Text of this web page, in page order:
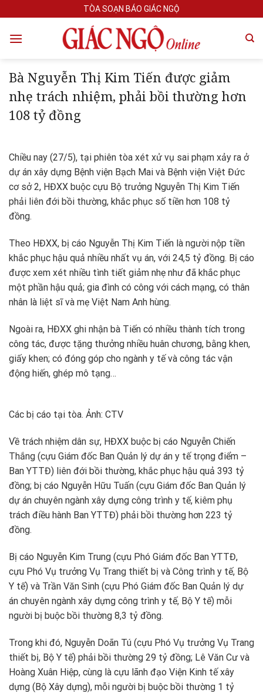
to
content
TÒA SOẠN BÁO GIÁC NGỘ
Bà Nguyễn Thị Kim Tiến được giảm
nhẹ trách nhiệm, phải bồi thường hơn
108 tỷ đồng
Chiều nay (27/5), tại phiên tòa xét xử vụ sai phạm xảy ra ở
dự án xây dựng Bệnh viện Bạch Mai và Bệnh viện Việt Đức
cơ sở 2, HĐXX buộc cựu Bộ trưởng Nguyễn Thị Kim Tiến
phải liên đới bồi thường, khắc phục số tiền hơn 108 tỷ
đồng.
Theo HĐXX, bị cáo Nguyễn Thị Kim Tiến là người nộp tiền
khắc phục hậu quả nhiều nhất vụ án, với 24,5 tỷ đồng. Bị cáo
được xem xét nhiều tình tiết giảm nhẹ như đã khắc phục
một phần hậu quả; gia đình có công với cách mạng, có thân
nhân là liệt sĩ và mẹ Việt Nam Anh hùng.
Ngoài ra, HĐXX ghi nhận bà Tiến có nhiều thành tích trong
công tác, được tặng thưởng nhiều huân chương, bằng khen,
giấy khen; có đóng góp cho ngành y tế và công tác vận
động hiến, ghép mô tạng…
Các bị cáo tại tòa. Ảnh: CTV
Về trách nhiệm dân sự, HĐXX buộc bị cáo Nguyễn Chiến
Thắng (cựu Giám đốc Ban Quản lý dự án y tế trọng điểm –
Ban YTTĐ) liên đới bồi thường, khắc phục hậu quả 393 tỷ
đồng; bị cáo Nguyễn Hữu Tuấn (cựu Giám đốc Ban Quản lý
dự án chuyên ngành xây dựng công trình y tế, kiêm phụ
trách điều hành Ban YTTĐ) phải bồi thường hơn 223 tỷ
đồng.
Bị cáo Nguyễn Kim Trung (cựu Phó Giám đốc Ban YTTĐ,
cựu Phó Vụ trưởng Vụ Trang thiết bị và Công trình y tế, Bộ
Y tế) và Trần Văn Sinh (cựu Phó Giám đốc Ban Quản lý dự
án chuyên ngành xây dựng công trình y tế, Bộ Y tế) mỗi
người bị buộc bồi thường 8,3 tỷ đồng.
Trong khi đó, Nguyễn Doãn Tú (cựu Phó Vụ trưởng Vụ Trang
thiết bị, Bộ Y tế) phải bồi thường 29 tỷ đồng; Lê Văn Cư và
Hoàng Xuân Hiệp, cùng là cựu lãnh đạo Viện Kinh tế xây
dựng (Bộ Xây dựng), mỗi người bị buộc bồi thường 1 tỷ